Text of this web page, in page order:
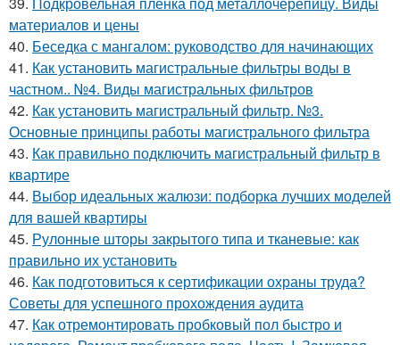
материалов и цены
40. Беседка с мангалом: руководство для начинающих
41. Как установить магистральные фильтры воды в
частном.. №4. Виды магистральных фильтров
42. Как установить магистральный фильтр. №3.
Основные принципы работы магистрального фильтра
43. Как правильно подключить магистральный фильтр в
квартире
44. Выбор идеальных жалюзи: подборка лучших моделей
для вашей квартиры
45. Рулонные шторы закрытого типа и тканевые: как
правильно их установить
46. Как подготовиться к сертификации охраны труда?
Советы для успешного прохождения аудита
47. Как отремонтировать пробковый пол быстро и